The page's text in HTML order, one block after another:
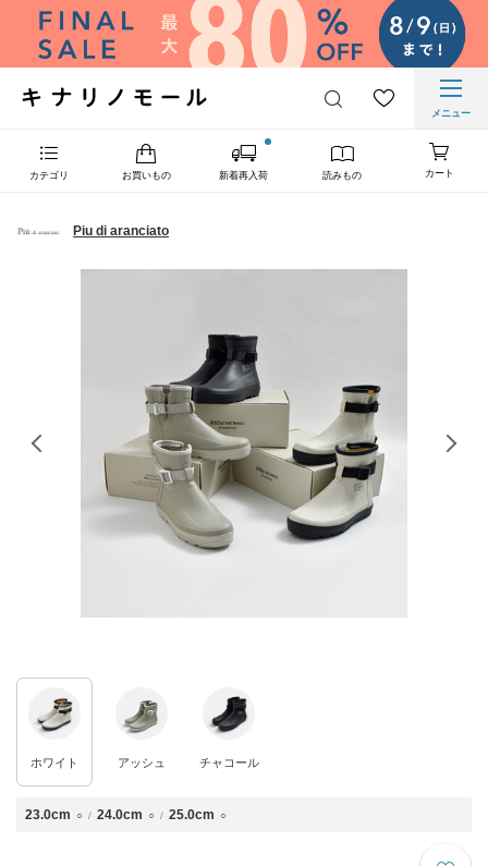
メニュー
カテゴリ お買いもの 新着再入荷 読みもの カート
Piu di aranciato
ホワイト アッシュ チャコール
23.0cm ○ 24.0cm ○ 25.0cm ○